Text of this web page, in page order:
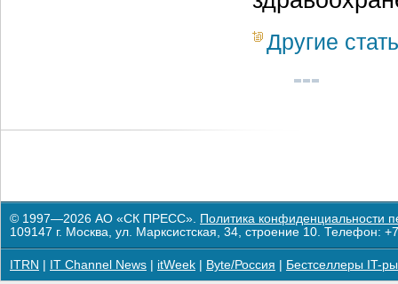
Другие
© 1997—2026 АО «СК ПРЕСС». Политика конфиденциальности
109147 г. Москва, ул. Марксистская, 34, строение 10. Телефон:
ITRN IT Channel News itWeek Byte/Россия Бестселлеры IT-